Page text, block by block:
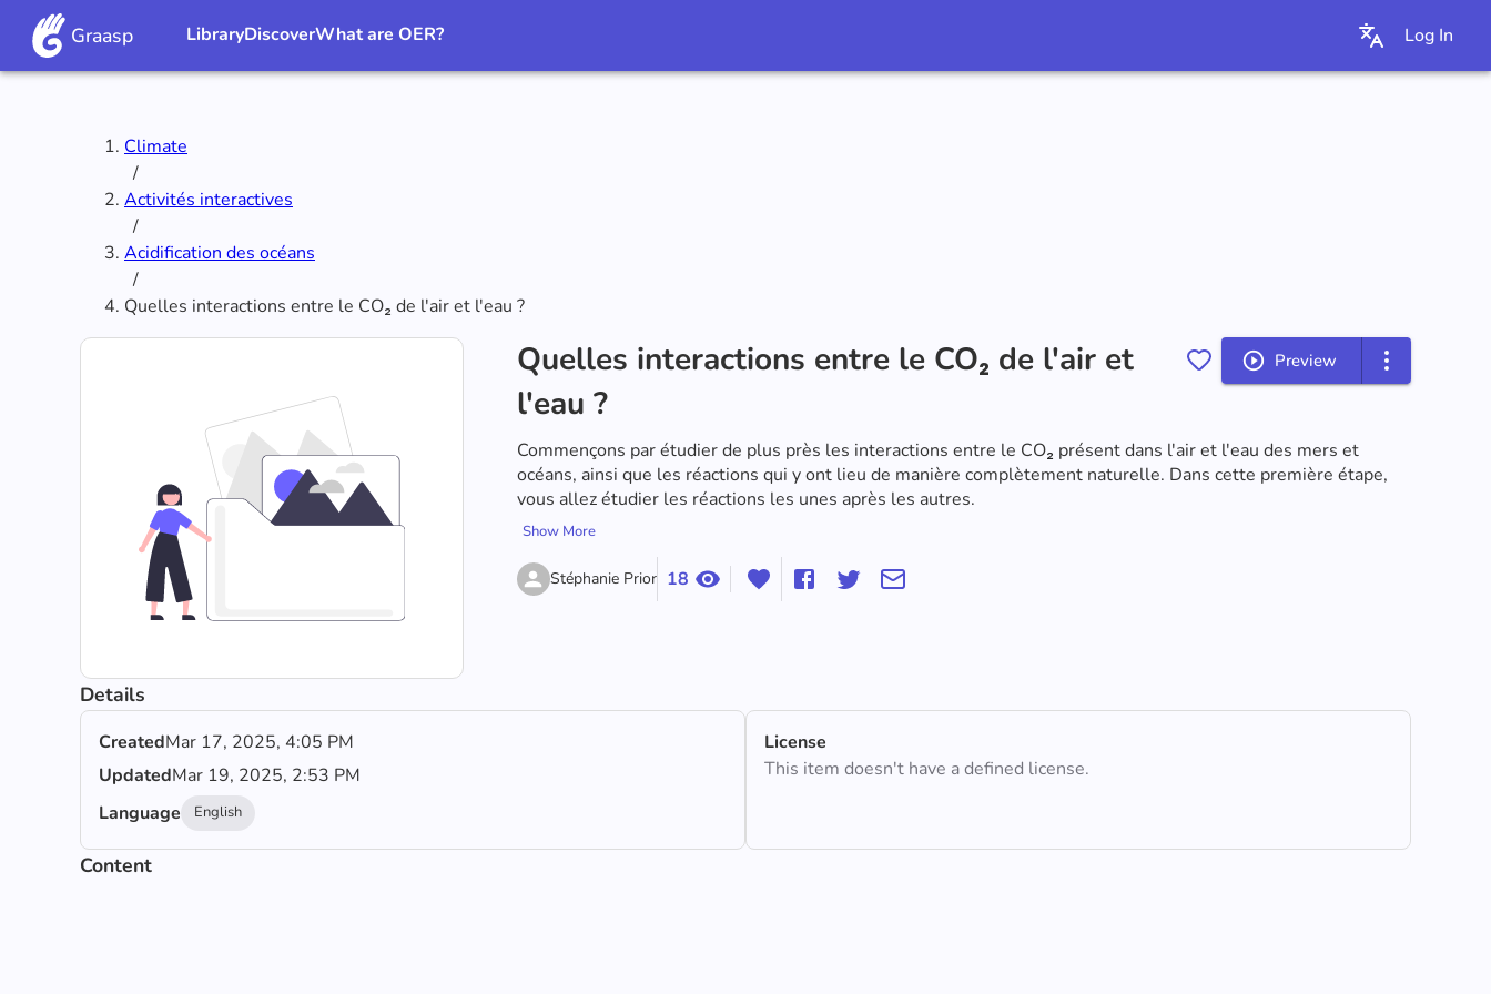
Graasp LibraryDiscoverWhat are OER? Log In
Climate
/
Activités interactives
/
Acidification des océans
/
Quelles interactions entre le CO₂ de l'air et l'eau ?
Quelles interactions entre le CO₂ de l'air et
l'eau ?
Preview
Commençons par étudier de plus près les interactions entre le CO₂ présent dans l'air et l'eau des mers et
océans, ainsi que les réactions qui y ont lieu de manière complètement naturelle. Dans cette première étape,
Show More
Stéphanie Prior 18
Details
CreatedMar 17, 2025, 4:05 PM
UpdatedMar 19, 2025, 2:53 PM
Language
English
License
This item doesn't have a defined license.
Content